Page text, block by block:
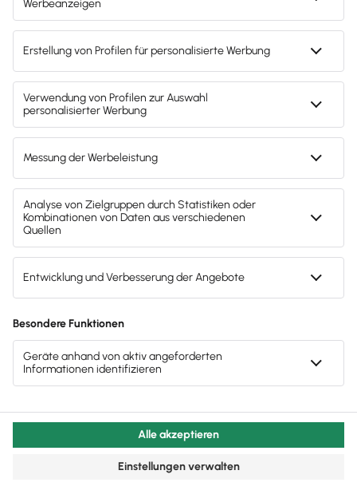
Mehr als Worte: top
Bewertungen auf allen
Kanälen
4,2
eKomi
2.344 Bewertungen
4,7
Trusted.de
13.134 Bewertungen
4,7
App Store